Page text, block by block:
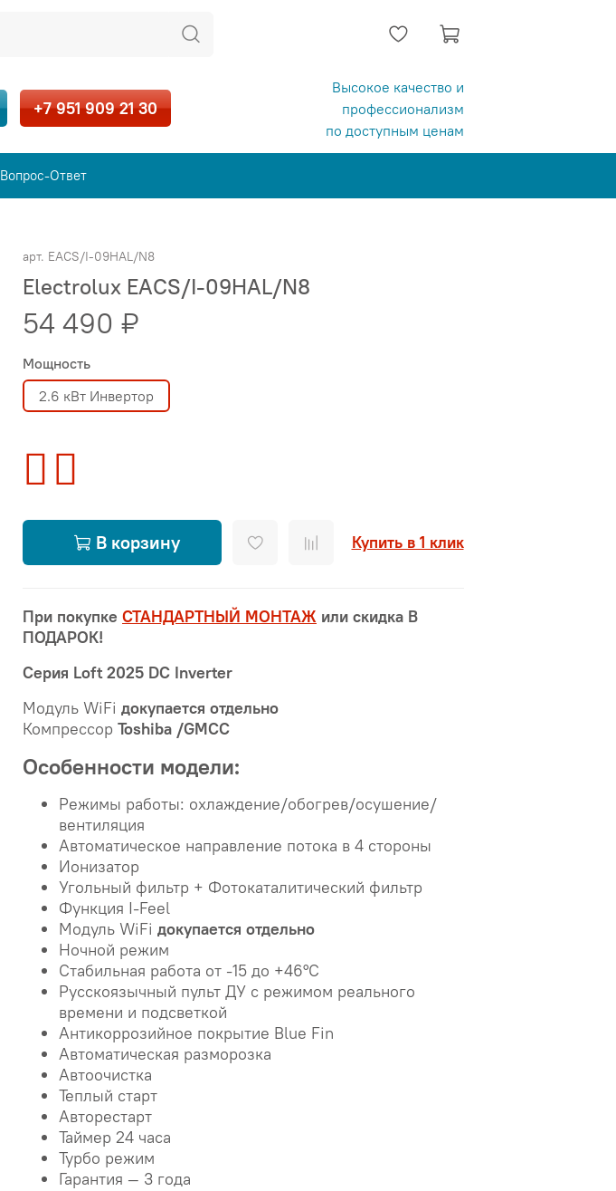
+7 951 909 21 30
Высокое качество и
профессионализм
по доступным ценам
Вопрос-Ответ
арт. EACS/I-09HAL/N8
Electrolux EACS/I-09HAL/N8
54 490 ₽
Мощность
2.6 кВт Инвертор
В корзину Купить в 1 клик
При покупке СТАНДАРТНЫЙ МОНТАЖ или скидка В
ПОДАРОК!
Серия Loft 2025 DC Inverter
Модуль WiFi докупается отдельно
Компрессор Toshiba /GMCC
Особенности модели:
Режимы работы: охлаждение/обогрев/осушение/
вентиляция
Автоматическое направление потока в 4 стороны
Ионизатор
Угольный фильтр + Фотокаталитический фильтр
Функция I-Feel
Модуль WiFi докупается отдельно
Ночной режим
Стабильная работа от -15 до +46°C
Русскоязычный пульт ДУ с режимом реального
времени и подсветкой
Антикоррозийное покрытие Blue Fin
Автоматическая разморозка
Автоочистка
Теплый старт
Авторестарт
Таймер 24 часа
Турбо режим
Гарантия — 3 года